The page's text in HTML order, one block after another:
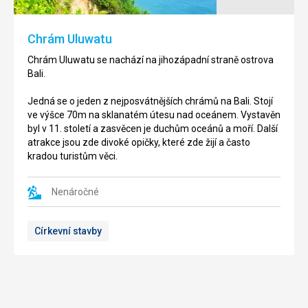
Chrám Uluwatu
Chrám Uluwatu se nachází na jihozápadní straně ostrova
Bali.
Jedná se o jeden z nejposvátnějších chrámů na Bali. Stojí
ve výšce 70m na sklanatém útesu nad oceánem. Vystavěn
byl v 11. století a zasvěcen je duchům oceánů a moří. Další
atrakce jsou zde divoké opičky, které zde žijí a často
kradou turistům věci.
Nenáročné
Církevní stavby
břeh
skalnatými
pokrytá
pískem
malebně
rozestavěnými
slunečníky,
lemovaná
palmami.
území
se
obci
Pecatu,
chrámu
Uluwatu.
Jedná
písčitou
pláž